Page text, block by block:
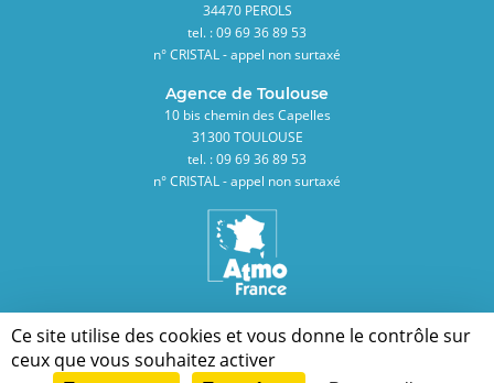
34470 PEROLS
tel. : 09 69 36 89 53
n° CRISTAL - appel non surtaxé
Agence de Toulouse
10 bis chemin des Capelles
31300 TOULOUSE
tel. : 09 69 36 89 53
n° CRISTAL - appel non surtaxé
de l'Air
Mentions légales Plan du site
Ce site utilise des cookies et vous donne le contrôle sur
ceux que vous souhaitez activer